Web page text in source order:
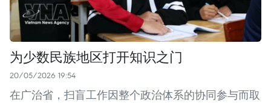
为少数民族地区打开知识之门
20/05/2026 19:54
在广治省，扫盲工作因整个政治体系的协同参与而取